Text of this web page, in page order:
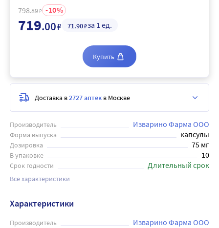
Производитель Изварино Фарма ООО
Форма выпуска капсулы
Дозировка 75 мг
В упаковке 10
Срок годности Длительный срок
Все характеристики
798.89₽ 10
719.00₽ 71.90₽за 1 ед.
Купить
Доставка в2727 аптек в Москве
Характеристики
Производитель Изварино Фарма ООО